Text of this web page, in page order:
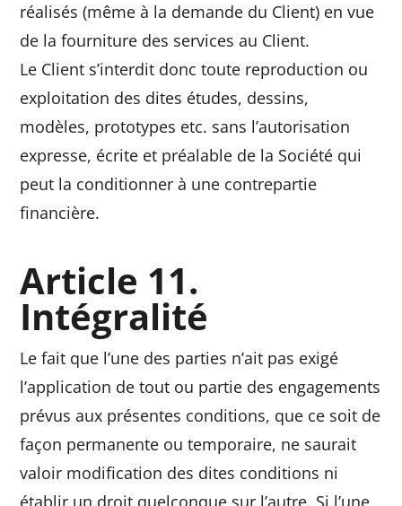
réalisés (même à la demande du Client) en vue
de la fourniture des services au Client.
Le Client s’interdit donc toute reproduction ou
exploitation des dites études, dessins,
modèles, prototypes etc. sans l’autorisation
expresse, écrite et préalable de la Société qui
peut la conditionner à une contrepartie
financière.
Article 11.
Intégralité
Le fait que l’une des parties n’ait pas exigé
l’application de tout ou partie des engagements
prévus aux présentes conditions, que ce soit de
façon permanente ou temporaire, ne saurait
valoir modification des dites conditions ni